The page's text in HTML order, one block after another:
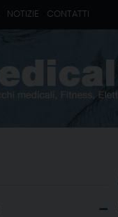
NOTIZIE CONTATTI